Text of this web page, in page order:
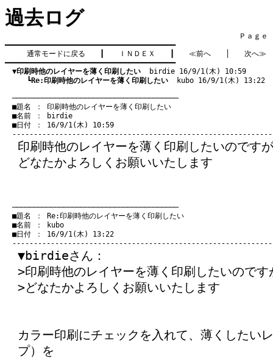
過去ログ
Ｐａｇｅ
━━━━━━━━━━━━━━━━━━━━━━━━━━━━━━━━━━━━━━━━
通常モードに戻る
ＩＮＤＥＸ ≪前へ
次へ≫
━━━━━━━━━━━━━━━━━━━━━━━━━━━━━━━━━━━━━━━━
▼印刷時他のレイヤーを薄く印刷したい
  birdie 16/9/1(木) 10:59
┗Re:印刷時他のレイヤーを薄く印刷したい
  kubo 16/9/1(木) 13:22
───────────────────────────────────────
■題名 ： 印刷時他のレイヤーを薄く印刷したい
■名前 ： birdie
■日付 ： 16/9/1(木) 10:59
印刷時他のレイヤーを薄く印刷したいのです
どなたかよろしくお願いいたします
───────────────────────────────────────
■題名 ： Re:印刷時他のレイヤーを薄く印刷したい
■名前 ： kubo
■日付 ： 16/9/1(木) 13:22
▼birdieさん：
>印刷時他のレイヤーを薄く印刷したいので
>どなたかよろしくお願いいたします
カラー印刷にチェックを入れて、薄くしたい
プ）を